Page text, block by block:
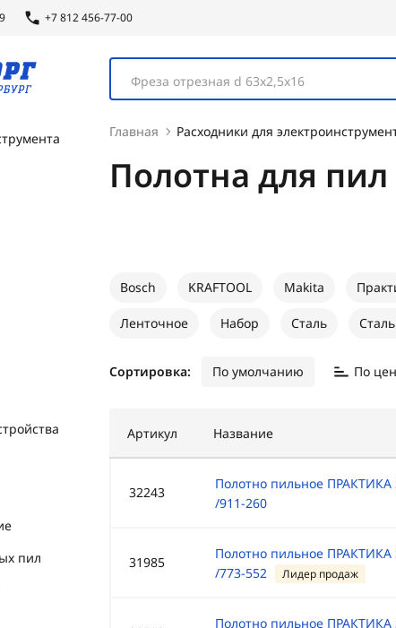
+7 812 456-77-00
Фреза отрезная d 63х2,5х16
пил
Главная Расходники для
Полотна для пил
Bosch KRAFTOOL Makita
Ленточное Набор Сталь
Сортировка: По умолчанию По
Артикул Название
32243
Полотно пильное ПРАКТИКА
/911-260
31985
Полотно пильное ПРАКТИКА
/773-552
Лидер продаж
Полотно пильное ПРАКТИКА